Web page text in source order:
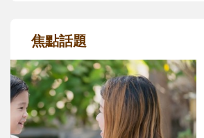
焦點話題
和孩子一起長大的那個男
不同模樣